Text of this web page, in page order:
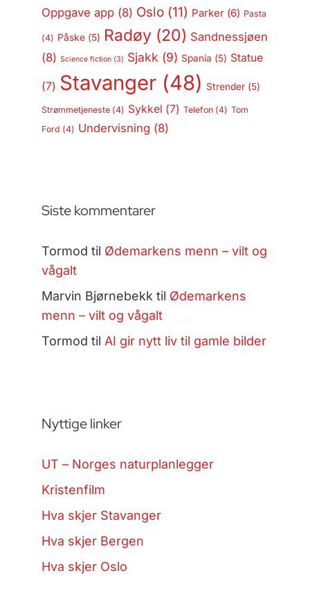
Oppgave app(8) Oslo(11) Parker(6) Pasta
(4) Påske(5) Radøy(20) Sandnessjøen
(8) Science fiction(3) Sjakk (9) Spania (5) Statue
(7) Stavanger(48) Strender(5)
Strømmetjeneste(4) Sykkel (7) Telefon(4) Tom
Ford (4) Undervisning (8)
Siste kommentarer
Tormod til Ødemarkens menn – vilt og
vågalt
Marvin Bjørnebekk til Ødemarkens
menn – vilt og vågalt
Tormod til AI gir nytt liv til gamle bilder
Nyttige linker
UT – Norges naturplanlegger
Kristenfilm
Hva skjer Stavanger
Hva skjer Bergen
Hva skjer Oslo